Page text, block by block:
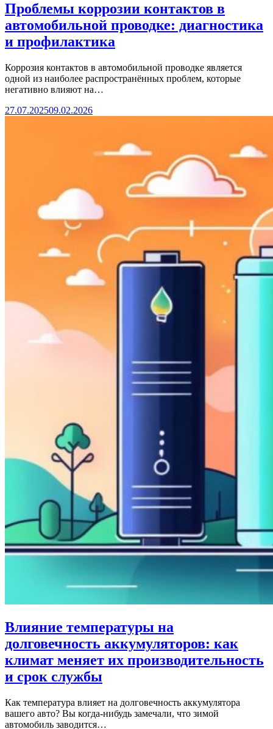
Проблемы коррозии контактов в
автомобильной проводке: диагностика
и профилактика
Коррозия контактов в автомобильной проводке является
одной из наиболее распространённых проблем, которые
негативно влияют на…
27.07.202509.02.2026
Влияние температуры на
долговечность аккумуляторов: как
климат меняет их производительность
и срок службы
Как температура влияет на долговечность аккумулятора
вашего авто? Вы когда-нибудь замечали, что зимой
автомобиль заводится…